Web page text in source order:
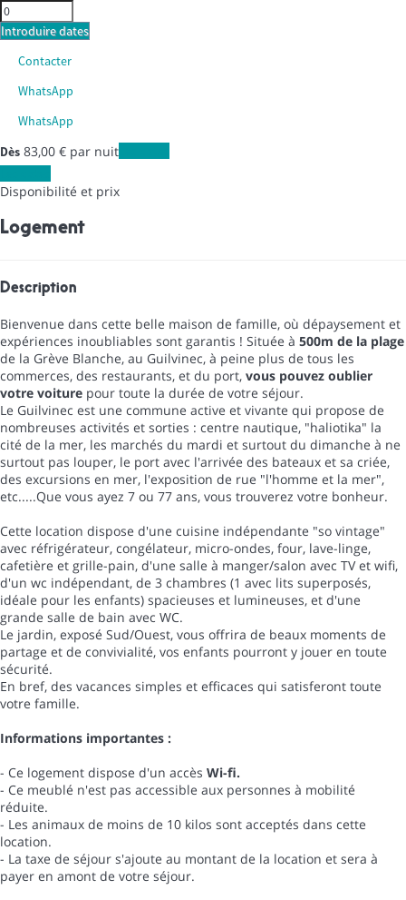
Introduire dates
Contacter
WhatsApp
WhatsApp
Dès 83,00 € par nuit
Disponibilité et prix
Logement
Description
Bienvenue dans cette belle maison de famille, où dépaysement et
expériences inoubliables sont garantis ! Située à 500m de la plage
de la Grève Blanche, au Guilvinec, à peine plus de tous les
commerces, des restaurants, et du port, vous pouvez oublier
votre voiture pour toute la durée de votre séjour.
Le Guilvinec est une commune active et vivante qui propose de
nombreuses activités et sorties : centre nautique, "haliotika" la
cité de la mer, les marchés du mardi et surtout du dimanche à ne
surtout pas louper, le port avec l'arrivée des bateaux et sa criée,
des excursions en mer, l'exposition de rue "l'homme et la mer",
etc.....Que vous ayez 7 ou 77 ans, vous trouverez votre bonheur.
Cette location dispose d'une cuisine indépendante "so vintage"
avec réfrigérateur, congélateur, micro-ondes, four, lave-linge,
cafetière et grille-pain, d'une salle à manger/salon avec TV et wifi,
d'un wc indépendant, de 3 chambres (1 avec lits superposés,
idéale pour les enfants) spacieuses et lumineuses, et d'une
grande salle de bain avec WC.
Le jardin, exposé Sud/Ouest, vous offrira de beaux moments de
partage et de convivialité, vos enfants pourront y jouer en toute
sécurité.
En bref, des vacances simples et efficaces qui satisferont toute
votre famille.
Informations importantes :
- Ce logement dispose d'un accès Wi-fi.
- Ce meublé n'est pas accessible aux personnes à mobilité
réduite.
- Les animaux de moins de 10 kilos sont acceptés dans cette
location.
- La taxe de séjour s'ajoute au montant de la location et sera à
payer en amont de votre séjour.